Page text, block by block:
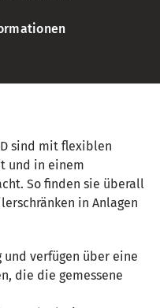
sind mit flexiblen
und in einem
So finden sie überall
in Anlagen
und verfügen über eine
die die gemessene